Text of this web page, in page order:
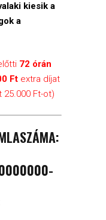
kiesik a
a
72 órán
Ft extra díjat
Ft-ot)